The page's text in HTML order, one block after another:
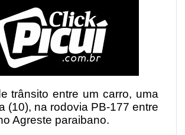
trânsito entre um carro, uma
(10), na rodovia PB-177 entre
Agreste paraibano.